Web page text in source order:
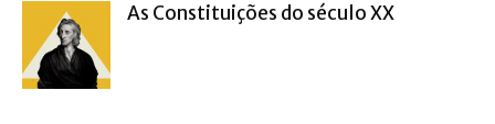
As Constituições do século XX